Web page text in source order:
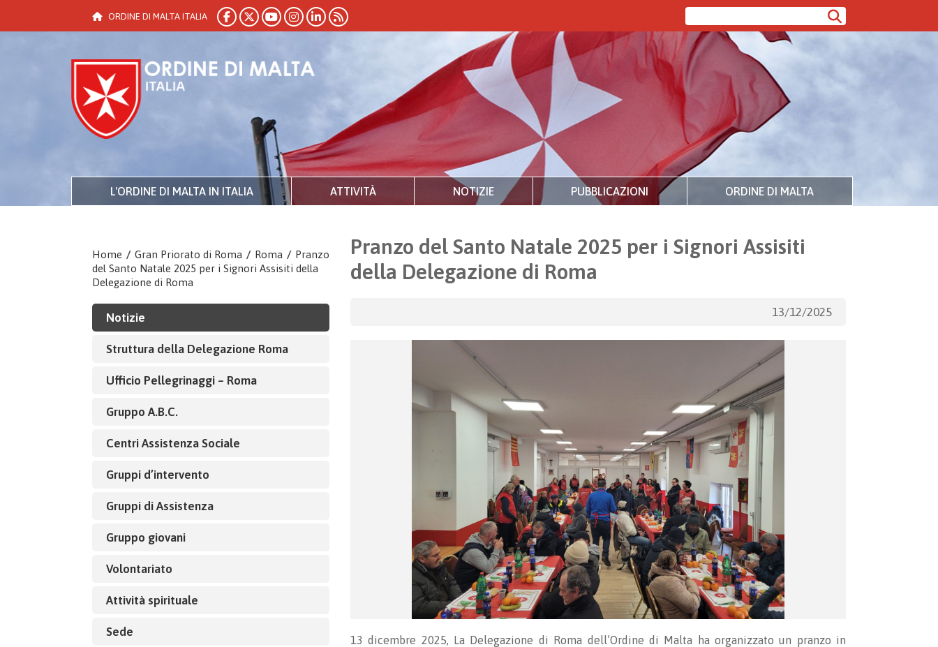
ORDINE DI MALTA ITALIA
L'ORDINE DI MALTA IN ITALIA ATTIVITÀ NOTIZIE PUBBLICAZIONI ORDINE DI MALTA
Home / Gran Priorato di Roma / Roma / Pranzo
del Santo Natale 2025 per i Signori Assisiti della
Delegazione di Roma
Notizie
Struttura della Delegazione Roma
Ufficio Pellegrinaggi – Roma
Gruppo A.B.C.
Centri Assistenza Sociale
Gruppi d’intervento
Gruppi di Assistenza
Gruppo giovani
Volontariato
Attività spirituale
Sede
Pranzo del Santo Natale 2025 per i Signori Assisiti
della Delegazione di Roma
13/12/2025
13 dicembre 2025, La Delegazione di Roma dell’Ordine di Malta ha organizzato un pranzo in